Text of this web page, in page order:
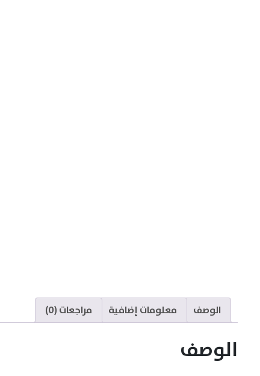
الوصف معلومات إضافية مراجعات (0)
الوصف